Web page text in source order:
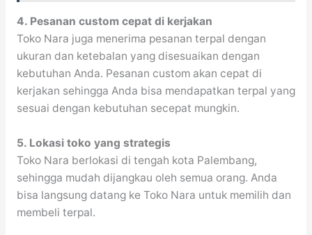
4. Pesanan custom cepat di kerjakan
Toko Nara juga menerima pesanan terpal dengan
ukuran dan ketebalan yang disesuaikan dengan
kebutuhan Anda. Pesanan custom akan cepat di
kerjakan sehingga Anda bisa mendapatkan terpal yang
sesuai dengan kebutuhan secepat mungkin.
5. Lokasi toko yang strategis
Toko Nara berlokasi di tengah kota Palembang,
sehingga mudah dijangkau oleh semua orang. Anda
bisa langsung datang ke Toko Nara untuk memilih dan
membeli terpal.